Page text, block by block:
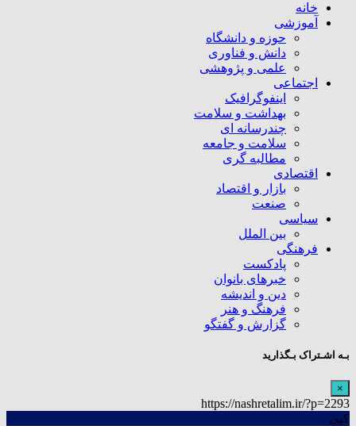
خانه
آموزشی
حوزه و دانشگاه
دانش و فناوری
علمی و پژوهشی
اجتماعی
اینفوگرافیک
بهداشت و سلامت
چندرسانه ای
سلامت و جامعه
مطالبه گری
اقتصادی
بازار و اقتصاد
صنعت
سیاسی
بین الملل
فرهنگی
پادکست
خبرهای بانوان
دین و اندیشه
فرهنگ و هنر
گزارش و گفتگو
بـه اشـتراک بـگذارید
×
https://nashretalim.ir/?p=2293
کپی